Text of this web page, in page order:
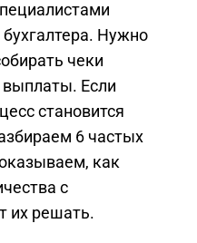
бухгалтера. Нужно
чеки
Если
становится
6 частых
как
с
их решать.